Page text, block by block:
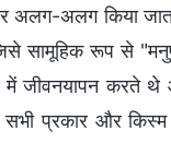
अलग किया जाता
सामूहिक रूप से
जीवनयापन करते
सभी प्रकार और